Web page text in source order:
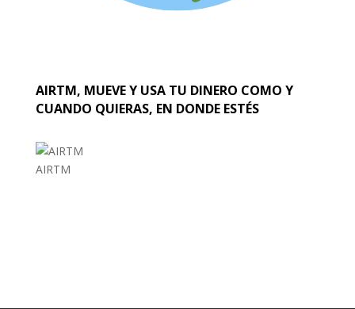
AIRTM, MUEVE Y USA TU DINERO COMO Y
CUANDO QUIERAS, EN DONDE ESTÉS
AIRTM